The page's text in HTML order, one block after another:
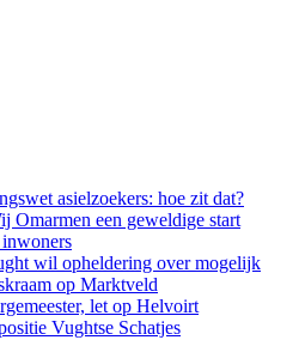
asielzoekers: hoe zit dat?
Omarmen een geweldige start
wil opheldering over mogelijk
op Marktveld
let op Helvoirt
Vughtse Schatjes